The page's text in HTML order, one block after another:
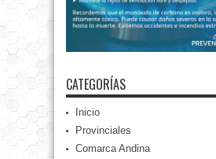
CATEGORÍAS
Inicio
Provinciales
Comarca Andina